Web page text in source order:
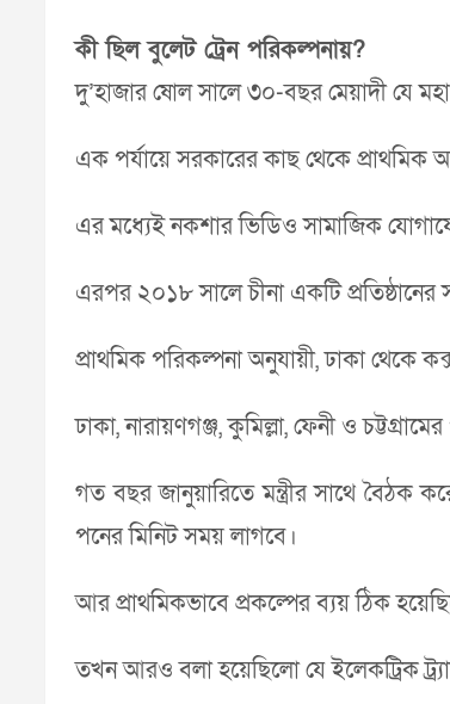
কী ছিল বুলেট ট্রেন পরিকল্পনায়?
দু’হাজার ষোল সালে ৩০-বছর মেয়াদী যে
এক পর্যায়ে সরকারের কাছ থেকে প্রাথমিক
এর মধ্যেই নকশার ভিডিও সামাজিক
এরপর ২০১৮ সালে চীনা একটি
প্রাথমিক পরিকল্পনা অনুযায়ী, ঢাকা থেকে
ঢাকা, নারায়ণগঞ্জ, কুমিল্লা, ফেনী ও
গত বছর জানুয়ারিতে মন্ত্রীর সাথে বৈঠক
পনের মিনিট সময় লাগবে।
আর প্রাথমিকভাবে প্রকল্পের ব্যয় ঠিক
তখন আরও বলা হয়েছিলো যে ইলেকট্রিক